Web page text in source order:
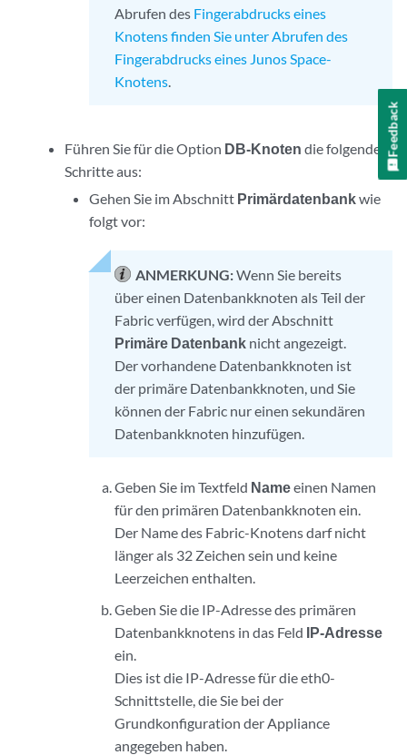
Abrufen des Fingerabdrucks eines
Knotens finden Sie unter Abrufen des
Fingerabdrucks eines Junos Space-
Knotens.
Führen Sie für die Option DB-Knoten die folgenden
Schritte aus:
Gehen Sie im Abschnitt Primärdatenbankwie
folgt vor:
ANMERKUNG:Wenn Sie bereits
über einen Datenbankknoten als Teil der
Fabric verfügen, wird der Abschnitt
Primäre Datenbank nicht angezeigt.
Der vorhandene Datenbankknoten ist
der primäre Datenbankknoten, und Sie
können der Fabric nur einen sekundären
Datenbankknoten hinzufügen.
Geben Sie im Textfeld Nameeinen Namen
für den primären Datenbankknoten ein.
Der Name des Fabric-Knotens darf nicht
länger als 32 Zeichen sein und keine
Leerzeichen enthalten.
Geben Sie die IP-Adresse des primären
Datenbankknotens in das Feld IP-Adresse
ein.
Dies ist die IP-Adresse für die eth0-
Schnittstelle, die Sie bei der
Grundkonfiguration der Appliance
angegeben haben.
Feedback